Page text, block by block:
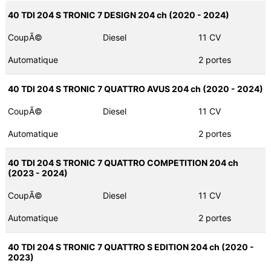
40 TDI 204 S TRONIC 7 DESIGN 204 ch (2020 - 2024)
CoupÃ© Diesel 11 CV
Automatique 2 portes
40 TDI 204 S TRONIC 7 QUATTRO AVUS 204 ch (2020 - 2024)
CoupÃ© Diesel 11 CV
Automatique 2 portes
40 TDI 204 S TRONIC 7 QUATTRO COMPETITION 204 ch
(2023 - 2024)
CoupÃ© Diesel 11 CV
Automatique 2 portes
40 TDI 204 S TRONIC 7 QUATTRO S EDITION 204 ch (2020 -
2023)